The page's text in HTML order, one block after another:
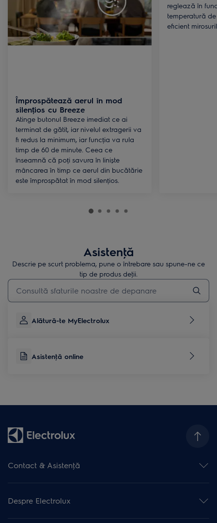
Împrospătează aerul în mod
silențios cu Breeze
Atinge butonul Breeze imediat ce ai
terminat de gătit, iar nivelul extragerii va
fi redus la minimum, iar funcția va rula
timp de 60 de minute. Ceea ce
înseamnă că poți savura în liniște
mâncarea în timp ce aerul din bucătărie
este împrospătat în mod silențios.
reglează în
temperatură
eficient
Asistenţă
Descrie pe scurt problema, pune o întrebare sau spune-ne ce
tip de produs deţii.
Type to search for support articles
Alătură-te MyElectrolux
Asistenţă online
Contact & Asistenţă
Asistenţă online
Asistenţă service
Articole de asistență
Despre Electrolux